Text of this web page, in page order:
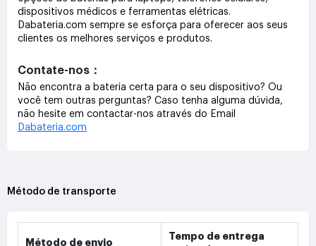
dispositivos médicos e ferramentas elétricas.
Dabateria.com sempre se esforça para oferecer aos seus
clientes os melhores serviços e produtos.
Contate-nos：
Não encontra a bateria certa para o seu dispositivo? Ou
você tem outras perguntas? Caso tenha alguma dúvida,
não hesite em contactar-nos através do Email
Dabateria.com
Método de transporte
Método de envio
Tempo de entrega